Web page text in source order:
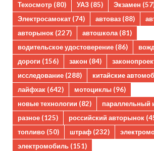
Техосмотр (80) УАЗ (85) Экзамен
Электросамокат (74) автоваз (88)
авторынок (227) автошкола(81)
водительское удостоверение (86)
дороги (156) закон (84)
исследование (288) китайские
лайфхак (642) мотоциклы (96)
новые технологии (82) параллельный
разное (125) российский авторынок
топливо (50) штраф (232)
электромобиль (151)